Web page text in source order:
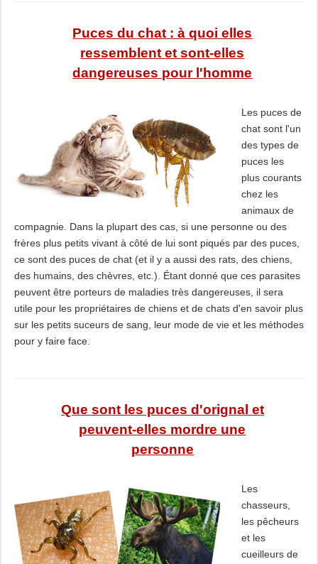
Puces du chat : à quoi elles
ressemblent et sont-elles
dangereuses pour l'homme
Les puces de
chat sont l'un
des types de
puces les
plus courants
chez les
animaux de
compagnie. Dans la plupart des cas, si une personne ou des
frères plus petits vivant à côté de lui sont piqués par des puces,
ce sont des puces de chat (et il y a aussi des rats, des chiens,
des humains, des chèvres, etc.). Étant donné que ces parasites
peuvent être porteurs de maladies très dangereuses, il sera
utile pour les propriétaires de chiens et de chats d'en savoir plus
sur les petits suceurs de sang, leur mode de vie et les méthodes
pour y faire face.
Que sont les puces d'orignal et
peuvent-elles mordre une
personne
Les
chasseurs,
les pêcheurs
et les
cueilleurs de